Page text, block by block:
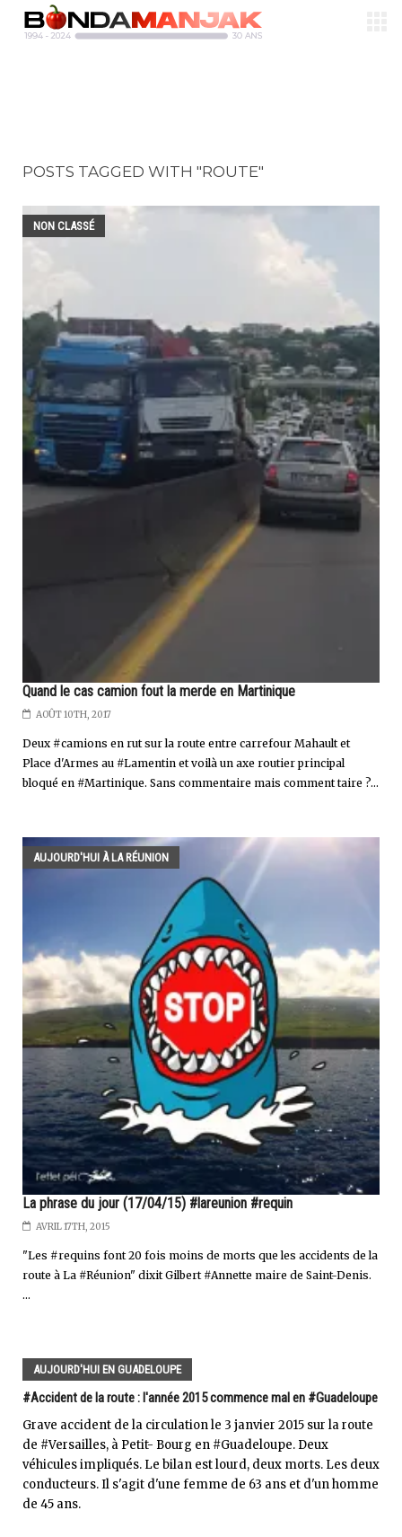
POSTS TAGGED WITH "ROUTE"
NON CLASSÉ
Quand le cas camion fout la merde en Martinique
AOÛT 10TH, 2017
Deux #camions en rut sur la route entre carrefour Mahault et
Place d'Armes au #Lamentin et voilà un axe routier principal
bloqué en #Martinique. Sans commentaire mais comment taire ?...
AUJOURD'HUI À LA RÉUNION
La phrase du jour (17/04/15) #lareunion #requin
AVRIL 17TH, 2015
"Les #requins font 20 fois moins de morts que les accidents de la
route à La #Réunion" dixit Gilbert #Annette maire de Saint-Denis.
...
AUJOURD'HUI EN GUADELOUPE
#Accident de la route : l'année 2015 commence mal en #Guadeloupe
Grave accident de la circulation le 3 janvier 2015 sur la route
de #Versailles, à Petit- Bourg en #Guadeloupe. Deux
véhicules impliqués. Le bilan est lourd, deux morts. Les deux
conducteurs. Il s'agit d'une femme de 63 ans et d'un homme
de 45 ans.